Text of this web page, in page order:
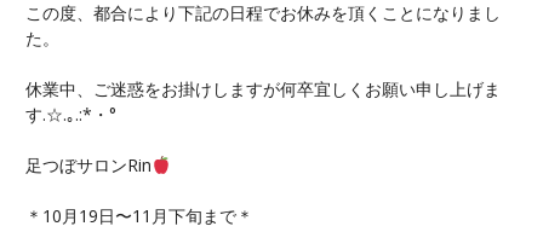
この度、都合により下記の日程でお休みを頂くことになりまし
た。
休業中、ご迷惑をお掛けしますが何卒宜しくお願い申し上げま
す.☆.｡.:*・°
足つぼサロンRin
＊10月19日〜11月下旬まで＊